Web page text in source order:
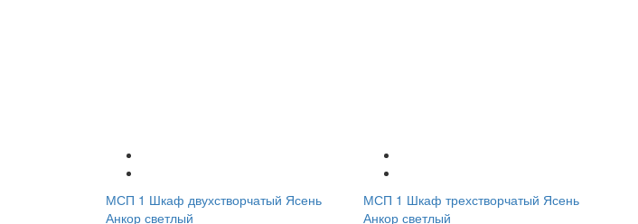
МСП 1 Шкаф двухстворчатый Ясень
Анкор светлый
МСП 1 Шкаф трехстворчатый Ясень
Анкор светлый